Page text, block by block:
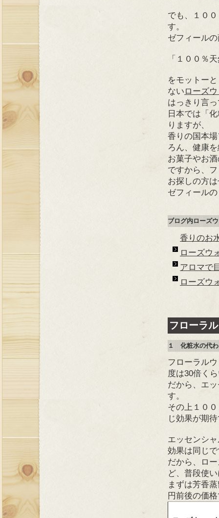
でも、１０
す。
ゼフィール
「１００％
をモットー
ない ローズ
はっきり言
日本では「
りますが、
香りの国本
ろん、健康
お菓子やお
ですから、
お探しの方
ゼフィール
ブログ内ローズ
香りのお
ローズウ
アロマで
ローズウ
フローラ
１ 化粧水の代わ
フローラル
度は30倍く
だから、エ
す。
その上１０
じ効果が期
エッセンシ
効果は同じ
だから、ロ
ど、普段使
まずは芳香
円前後の価